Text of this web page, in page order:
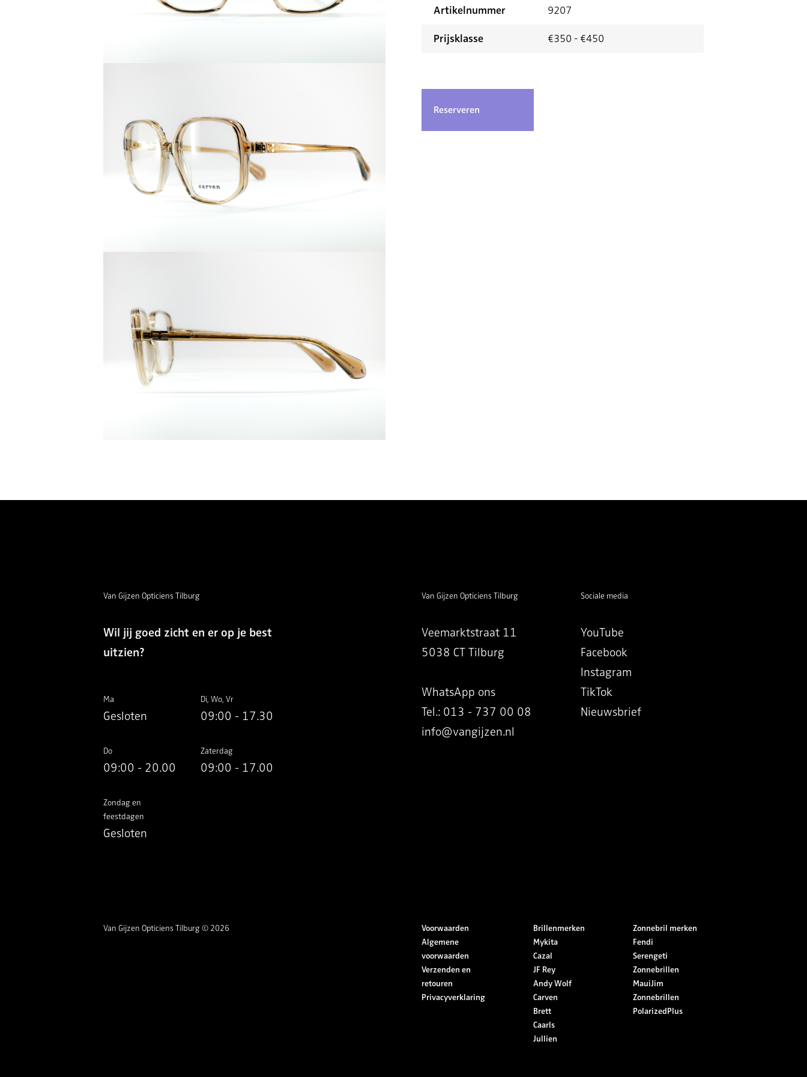
Artikelnummer 9207
Prijsklasse €350 - €450
Reserveren
Van Gijzen Opticiens Tilburg
Wil jij goed zicht en er op je best
uitzien?
Ma
Gesloten
Di, Wo, Vr
09:00 - 17.30
Do
09:00 - 20.00
Zaterdag
09:00 - 17.00
Zondag en
feestdagen
Gesloten
Van Gijzen Opticiens Tilburg
Veemarktstraat 11
5038 CT Tilburg
WhatsApp ons
Tel.: 013 - 737 00 08
info@vangijzen.nl
Sociale media
YouTube
Facebook
Instagram
TikTok
Nieuwsbrief
Voorwaarden
Algemene
voorwaarden
Verzenden en
retouren
Privacyverklaring
Brillenmerken
Mykita
Cazal
JF Rey
Andy Wolf
Carven
Brett
Caarls
Jullien
Zonnebril merken
Fendi
Serengeti
Zonnebrillen
MauiJim
Zonnebrillen
PolarizedPlus
Van Gijzen Opticiens Tilburg © 2026